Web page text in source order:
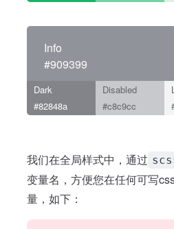
Info
#909399
Dark
#82848a
Disabled
#c8c9cc
我们在全局样式中，通过
变量名，方便您在任何可写
量，如下：